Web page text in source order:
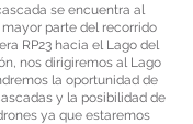
se encuentra al
parte del recorrido
RP23 hacia el Lago del
nos dirigiremos al Lago
la oportunidad de
y la posibilidad de
ya que estaremos